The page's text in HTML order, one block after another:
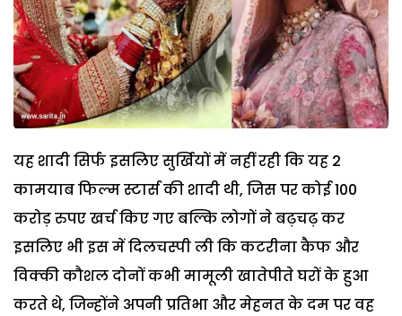
यह शादी सिर्फ इसलिए सुर्खियों में नहीं रही कि यह 2
कामयाब फिल्म स्टार्स की शादी थी, जिस पर कोई 100
करोड़ रुपए खर्च किए गए बल्कि लोगों ने बढ़चढ़ कर
इसलिए भी इस में दिलचस्पी ली कि कटरीना कैफ और
विक्की कौशल दोनों कभी मामूली खातेपीते घरों के हुआ
करते थे, जिन्होंने अपनी प्रतिभा और मेहनत के दम पर वह